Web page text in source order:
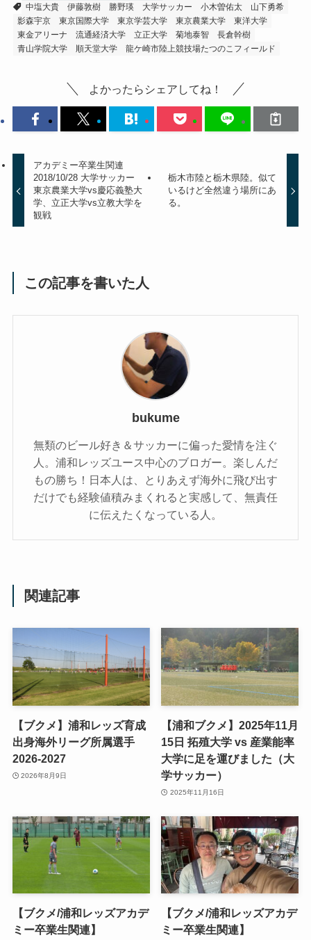
中塩大貴
伊藤敦樹 勝野瑛 大学サッカー 小木曽佑太
山下勇希
影森宇京
東京国際大学 東京学芸大学 東京農業大学
東洋大学
東金アリーナ
流通経済大学 立正大学 菊地泰智
長倉幹樹
青山学院大学
順天堂大学 龍ケ崎市陸上競技場たつのこフィールド
よかったらシェアしてね！
アカデミー卒業生関連
2018/10/28 大学サッカー
東京農業大学vs慶応義塾大
学、立正大学vs立教大学を
観戦
栃木市陸と栃木県陸。似て
いるけど全然違う場所にあ
る。
この記事を書いた人
bukume
無類のビール好き＆サッカーに偏った愛情を注ぐ
人。浦和レッズユース中心のブロガー。楽しんだ
もの勝ち！日本人は、とりあえず海外に飛び出す
だけでも経験値積みまくれると実感して、無責任
に伝えたくなっている人。
関連記事
【ブクメ】浦和レッズ育成
出身海外リーグ所属選手
2026-2027
2026年8月9日
【浦和ブクメ】2025年11月
15日 拓殖大学 vs 産業能率
大学に足を運びました（大
学サッカー）
2025年11月16日
【ブクメ/浦和レッズアカデ
ミー卒業生関連】
【ブクメ/浦和レッズアカデ
ミー卒業生関連】